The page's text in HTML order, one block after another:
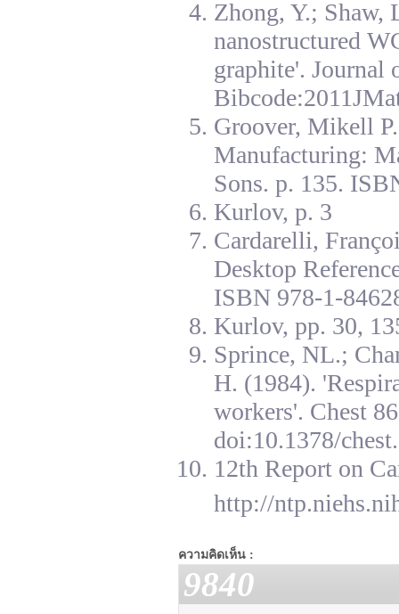
Zhong, Y.; Shaw,
nanostructured
graphite'. Journal
Groover, Mikell
Manufacturing:
Sons. p. 135.
Kurlov, p. 3
Cardarelli,
Desktop
ISBN 978-1-
Kurlov, pp. 30,
Sprince, NL.;
H. (1984).
workers'. Chest
doi:10.1378/
12th Report on
http://
ความคิดเห็น :
9840